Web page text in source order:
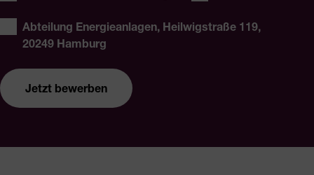
Abteilung Energieanlagen, Heilwigstraße 119,
20249 Hamburg
Jetzt bewerben